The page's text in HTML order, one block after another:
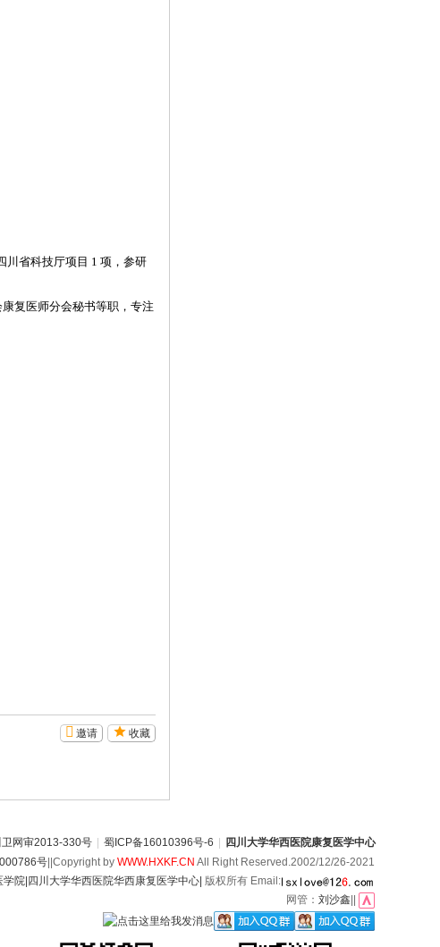
川省科技厅项目 1 项，参研
复医师分会秘书等职，专注
收藏
邀请
卫网审2013-330号 蜀ICP备16010396号-6 四川大学华西医院康复医学中心
号 ||Copyright by WWW.HXKF.CN All Right Reserved.2002/12/26-2021
院|四川大学华西医院华西康复医学中心| 版权所有 Email:
网管： 刘沙鑫